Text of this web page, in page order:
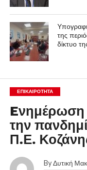
της
δίκτυο
ΕΠΙΚΑΙΡΟΤΗΤΑ
Eνημέρωση
την
Π.Ε.
By Δυτική